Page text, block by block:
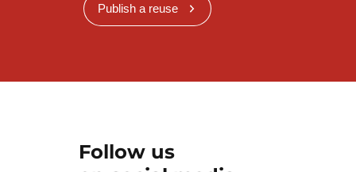
Publish a reuse
Follow us